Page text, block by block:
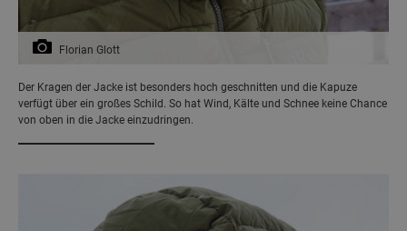
Florian Glott
Der Kragen der Jacke ist besonders hoch geschnitten und die Kapuze
verfügt über ein großes Schild. So hat Wind, Kälte und Schnee keine Chance
von oben in die Jacke einzudringen.